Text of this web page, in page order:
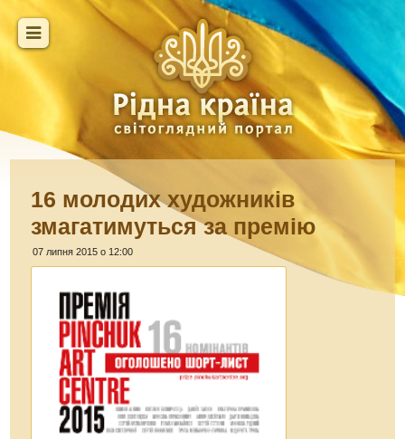
16 молодих художників
змагатимуться за премію
07 липня 2015 о 12:00